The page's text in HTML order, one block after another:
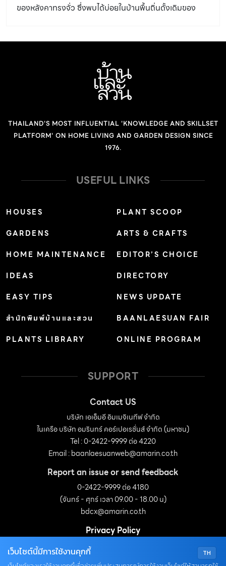
ของหลังคาทรงจั่ว ซึ่งพบได้บ่อยในบ้านพื้นถิ่นดั้งเดิมของ
สบาย ในสภาพอากาศแบบมรสุมเขตร้อน เพื่อให้บ้านสอดรับไป
มินห์ อันประกอบด้วยสองฤดูกาล คือ ฤดูฝนกับฤดูร้อน
“K59atelier” ทีมสถาปนิกท้องถิ่น ผู้ออกแบบสถาปัตยกรรม
สำหรับการอยู่อาศัยหลังนี้ซึ่งบรรจุความต้องการของ
หลังคากระเบื้องดินเผาผืนใหญ่ครอบทับพื้นที่ใช้สอยทั้งหมด
เอาไว้อย่างมีนัย หนึ่งเพื่อทำให้บ้านดูกลมกลืนบริบท และสอง
อาทิตย์ที่ส่องปะทะตัวอาคารในแต่ละช่วงเวลาของวัน โดย
หลังคาที่มีความลาดชันสูงนี้ ประกอบกับการเลือกใช้ประตูและ
หน้าต่างไม้ระแนง ยังช่วยให้แสงลอดผ่านและเกิดลมไหลเวียน
K59 atelier ทีมออกแบบ: Phan Lâm Nhật Nam, Trần
Cẩm Linh, Nguyễn Phương Thảo, Võ Ngọc Thanh
THAILAND'S MOST INFLUENTIAL 'KNOWLEDGE AND SKILLSET
PLATFORM' ON HOME LIVING AND GARDEN DESIGN SINCE
1976.
USEFUL LINKS
HOUSES
GARDENS
HOME MAINTENANCE
IDEAS
EASY TIPS
สำนักพิมพ์บ้านและสวน
PLANTS LIBRARY
PLANT SCOOP
ARTS & CRAFTS
EDITOR’S CHOICE
DIRECTORY
NEWS UPDATE
BAANLAESUAN FAIR
ONLINE PROGRAM
SUPPORT
Contact US
บริษัท เอเอ็มอี อิมเมจิเนทีฟ จำกัด
ในเครือ บริษัท อมรินทร์ คอร์เปอเรชั่นส์ จำกัด (มหาชน)
Tel : 0-2422-9999 ต่อ 4220
Email :baanlaesuanweb@amarin.co.th
Report an issue or send feedback
0-2422-9999 ต่อ 4180
(จันทร์ - ศุกร์ เวลา 09.00 - 18.00 น)
bdcx@amarin.co.th
Privacy Policy
TH
เว็บไซต์นี้มีการใช้งานคุกกี้